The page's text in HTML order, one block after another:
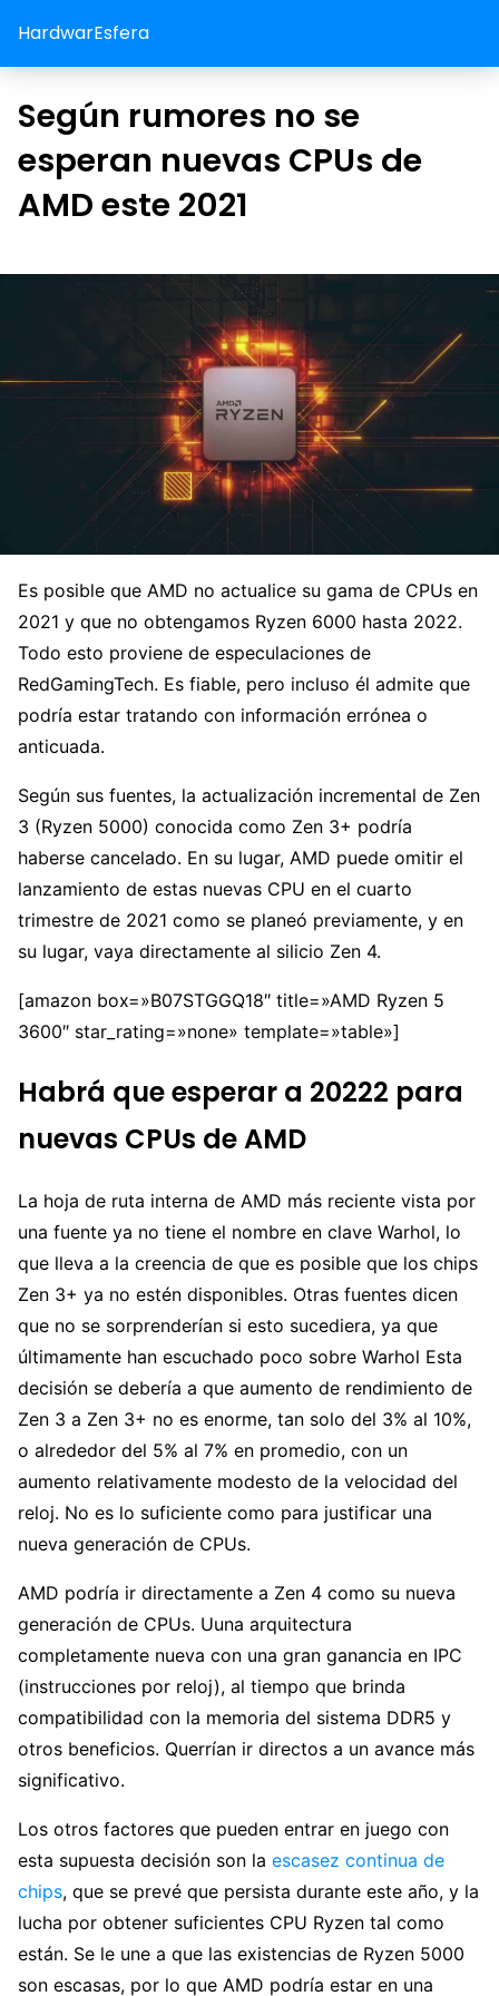
HardwarEsfera
Según rumores no se
esperan nuevas CPUs de
AMD este 2021
Es posible que AMD no actualice su gama de CPUs en
2021 y que no obtengamos Ryzen 6000 hasta 2022.
Todo esto proviene de especulaciones de
RedGamingTech. Es fiable, pero incluso él admite que
podría estar tratando con información errónea o
anticuada.
Según sus fuentes, la actualización incremental de Zen
3 (Ryzen 5000) conocida como Zen 3+ podría
haberse cancelado. En su lugar, AMD puede omitir el
lanzamiento de estas nuevas CPU en el cuarto
trimestre de 2021 como se planeó previamente, y en
su lugar, vaya directamente al silicio Zen 4.
[amazon box=»B07STGGQ18″ title=»AMD Ryzen 5
3600″ star_rating=»none» template=»table»]
Habrá que esperar a 20222 para
nuevas CPUs de AMD
La hoja de ruta interna de AMD más reciente vista por
una fuente ya no tiene el nombre en clave Warhol, lo
que lleva a la creencia de que es posible que los chips
Zen 3+ ya no estén disponibles. Otras fuentes dicen
que no se sorprenderían si esto sucediera, ya que
últimamente han escuchado poco sobre Warhol Esta
decisión se debería a que aumento de rendimiento de
Zen 3 a Zen 3+ no es enorme, tan solo del 3% al 10%,
o alrededor del 5% al ​​7% en promedio, con un
aumento relativamente modesto de la velocidad del
reloj. No es lo suficiente como para justificar una
nueva generación de CPUs.
AMD podría ir directamente a Zen 4 como su nueva
generación de CPUs. Uuna arquitectura
completamente nueva con una gran ganancia en IPC
(instrucciones por reloj), al tiempo que brinda
compatibilidad con la memoria del sistema DDR5 y
otros beneficios. Querrían ir directos a un avance más
significativo.
Los otros factores que pueden entrar en juego con
esta supuesta decisión son la escasez continua de
chips, que se prevé que persista durante este año, y la
lucha por obtener suficientes CPU Ryzen tal como
están. Se le une a que las existencias de Ryzen 5000
son escasas, por lo que AMD podría estar en una